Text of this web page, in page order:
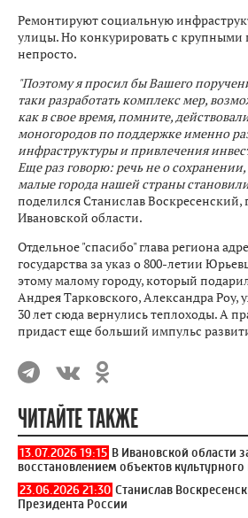
Ремонтируют социальную
улицы. Но конкурировать с крупными
непросто.
"Поэтому я просил бы Вашего
таки разработать комплекс мер,
как в свое время, помните,
моногородов по поддержке именно
инфраструктуры и привлечения
Еще раз говорю: речь не о
малые города нашей страны
поделился Станислав Воскресенский,
Ивановской области.
Отдельное "спасибо" глава региона
государства за указ о 800-летии
этому малому городу, который
Андрея Тарковского, Александра Роу,
30 лет сюда вернулись теплоходы. А
придаст еще больший импульс
ЧИТАЙТЕ ТАКЖЕ
13.07.2026 19:15 В Ивановской области
восстановлением объектов культурного
23.06.2026 21:30 Станислав
Президента России